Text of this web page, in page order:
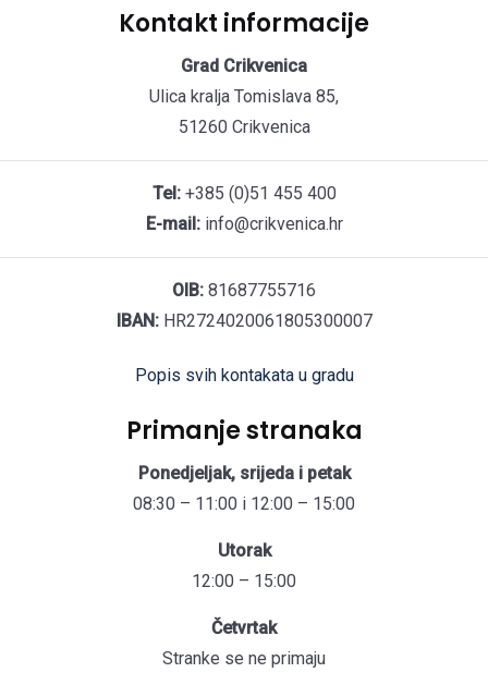
Kontakt informacije
Grad Crikvenica
Ulica kralja Tomislava 85,
51260 Crikvenica
Tel:+385 (0)51 455 400
E-mail:info@crikvenica.hr
OIB: 81687755716
IBAN:HR2724020061805300007
Popis svih kontakata u gradu
Primanje stranaka
Ponedjeljak, srijeda i petak
08:30 – 11:00 i 12:00 – 15:00
Utorak
12:00 – 15:00
Četvrtak
Stranke se ne primaju